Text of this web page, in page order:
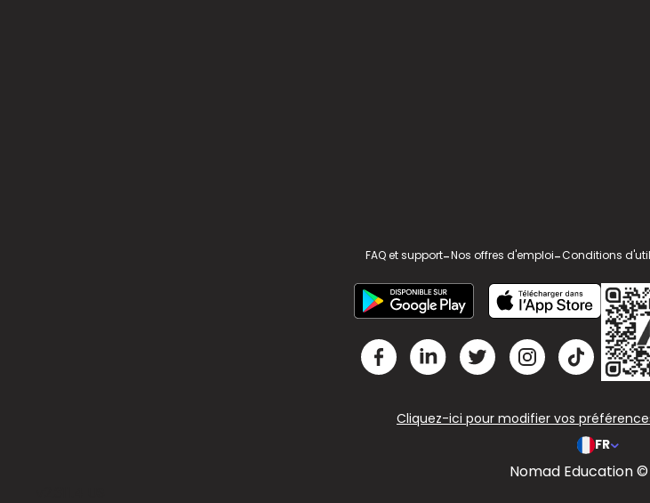
FAQ et support-Nos offres d'emploi-Conditions
Cliquez-ici pour modifier vos
FR
Nomad Education